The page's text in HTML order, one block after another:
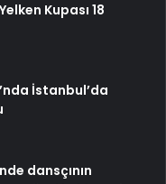
Kupası 18
İstanbul’da
dansçının